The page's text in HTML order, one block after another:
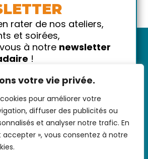
votre vie privée.
pour améliorer votre
diffuser des publicités ou
et analyser notre trafic. En
accepter », vous consentez à notre
- CGV/CGU-Données
-Infos pratiques- FAQ
rater de nos ateliers,
et soirées,
à notre newsletter
!